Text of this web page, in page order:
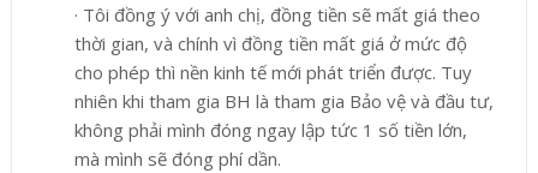
· Tôi đồng ý với anh chị, đồng tiền sẽ mất giá theo
thời gian, và chính vì đồng tiền mất giá ở mức độ
cho phép thì nền kinh tế mới phát triển được. Tuy
nhiên khi tham gia BH là tham gia Bảo vệ và đầu tư,
không phải mình đóng ngay lập tức 1 số tiền lớn,
mà mình sẽ đóng phí dần.